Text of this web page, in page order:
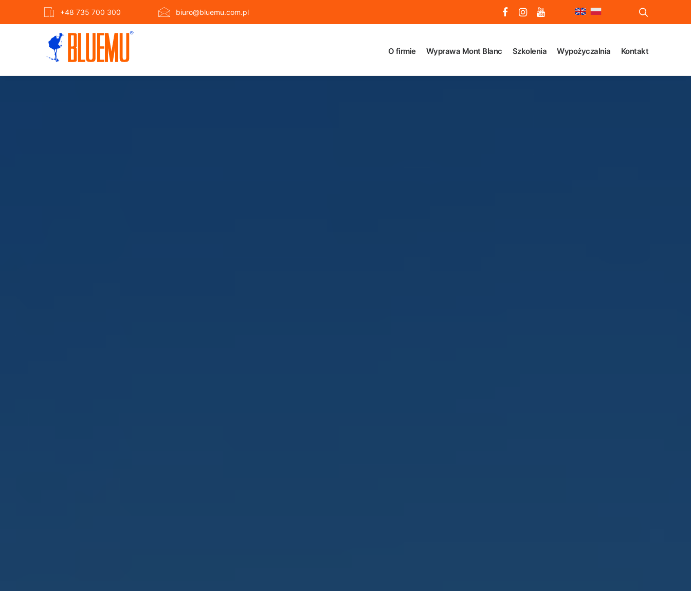
+48 735 700 300 biuro@bluemu.com.pl
O firmie Wyprawa Mont Blanc Szkolenia Wypożyczalnia Kontakt